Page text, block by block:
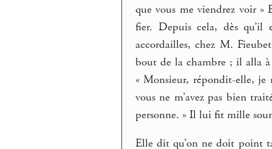
que vous me viendrez voir
fier. Depuis cela, dès
accordailles, chez M.
bout de la chambre ; il alla
« Monsieur, répondit-elle, je
vous ne m’avez pas bien
personne. » Il lui fit mille
Elle dit qu’on ne doit point